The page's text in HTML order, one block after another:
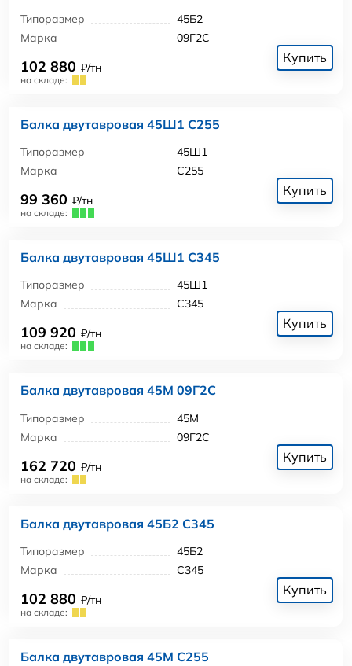
Типоразмер
45Б2
Марка
09Г2С
102 880 ₽/тн
на складе:
Купить
Балка двутавровая 45Ш1 С255
Типоразмер
45Ш1
Марка
С255
99 360 ₽/тн
на складе:
Купить
Балка двутавровая 45Ш1 С345
Типоразмер
45Ш1
Марка
С345
109 920 ₽/тн
на складе:
Купить
Балка двутавровая 45М 09Г2С
Типоразмер
45М
Марка
09Г2С
162 720 ₽/тн
на складе:
Купить
Балка двутавровая 45Б2 С345
Типоразмер
45Б2
Марка
С345
102 880 ₽/тн
на складе:
Купить
Балка двутавровая 45М С255